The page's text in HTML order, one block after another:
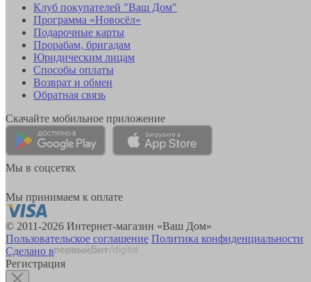
Клуб покупателей "Ваш Дом"
Программа «Новосёл»
Подарочные карты
Прорабам, бригадам
Юридическим лицам
Способы оплаты
Возврат и обмен
Обратная связь
Скачайте мобильное приложение
Мы в соцсетях
Мы принимаем к оплате
© 2011-2026 Интернет-магазин «Ваш Дом»
Пользовательское соглашение Политика конфиденциальности
Сделано в
Регистрация